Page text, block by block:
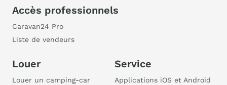
Accès professionnels
Caravan24 Pro
Liste de vendeurs
Louer
Louer un camping-car
Service
Applications iOS et Android